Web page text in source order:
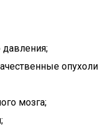
опухоли
мозга;